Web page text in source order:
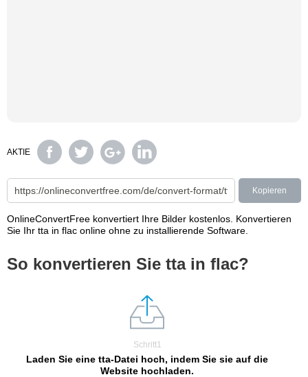
AKTIE
Kopieren
OnlineConvertFree konvertiert Ihre Bilder kostenlos. Konvertieren
Sie Ihr tta in flac online ohne zu installierende Software.
So konvertieren Sie tta in flac?
Schritt1
Laden Sie eine tta-Datei hoch, indem Sie sie auf die
Website hochladen.